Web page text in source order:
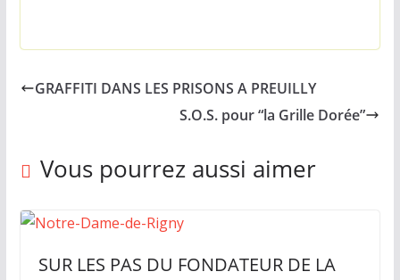
h
a
s
m
a
GRAFFITI DANS LES PRISONS A PREUILLY
S.O.S. pour “la Grille Dorée”
Vous pourrez aussi aimer
SUR LES PAS DU FONDATEUR DE LA